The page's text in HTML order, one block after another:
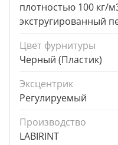
плотностью 100 кг/
экстругированный
Цвет фурнитуры
Черный (Пластик)
Эксцентрик
Регулируемый
Производство
LABIRINT